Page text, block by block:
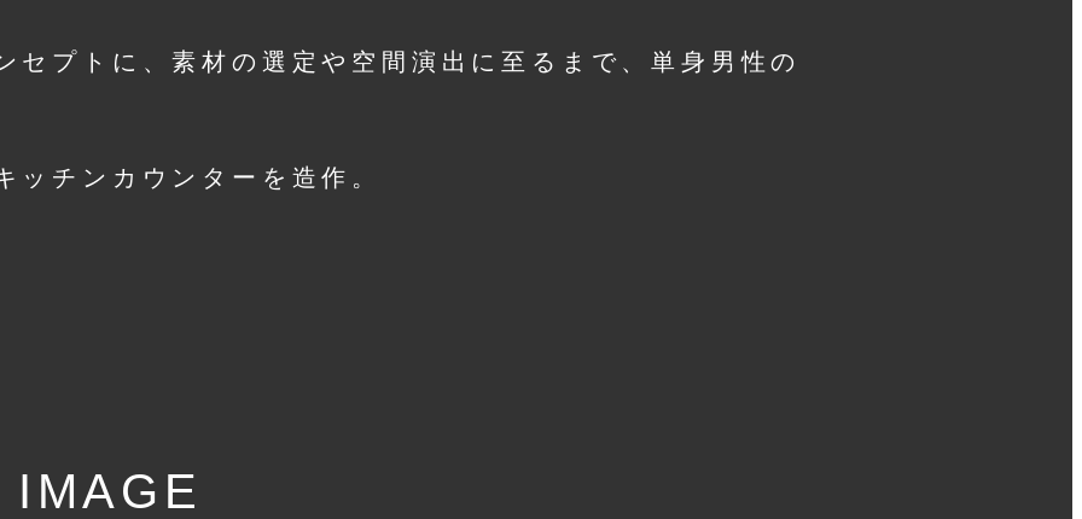
セプトに、素材の選定や空間演出に至るまで、単身男性の
ッチンカウンターを造作。